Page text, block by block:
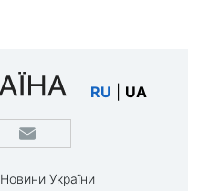
RU UA
Новини України